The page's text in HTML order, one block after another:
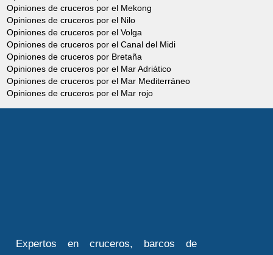
Opiniones de cruceros por el Mekong
Opiniones de cruceros por el Nilo
Opiniones de cruceros por el Volga
Opiniones de cruceros por el Canal del Midi
Opiniones de cruceros por Bretaña
Opiniones de cruceros por el Mar Adriático
Opiniones de cruceros por el Mar Mediterráneo
Opiniones de cruceros por el Mar rojo
Expertos en cruceros, barcos de